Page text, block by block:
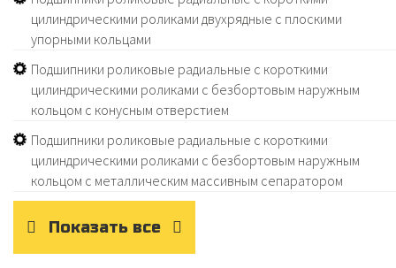
цилиндрическими роликами двухрядные с плоскими
упорными кольцами
Подшипники роликовые радиальные с короткими
цилиндрическими роликами с безбортовым наружным
кольцом с конусным отверстием
Подшипники роликовые радиальные с короткими
цилиндрическими роликами с безбортовым наружным
кольцом с металлическим массивным сепаратором
Показать все